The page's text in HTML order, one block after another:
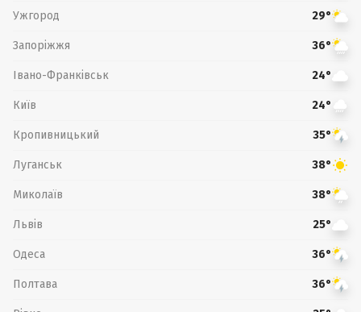
Ужгород 29°
Запоріжжя 36°
Івано-Франківськ 24°
Київ 24°
Кропивницький 35°
Луганськ 38°
Миколаїв 38°
Львів 25°
Одеса 36°
Полтава 36°